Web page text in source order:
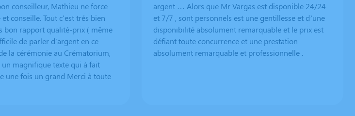
conseilleur, Mathieu ne force
conseille. Tout c'est trés bien
bon rapport qualité-prix ( même
de parler d'argent en ce
la cérémonie au Crématorium,
magnifique texte qui à fait
une fois un grand Merci à toute
argent … Alors que Mr Vargas est disponible 24/24
et 7/7 , sont personnels est une gentillesse et d’une
disponibilité absolument remarquable et le prix est
défiant toute concurrence et une prestation
absolument remarquable et professionnelle .